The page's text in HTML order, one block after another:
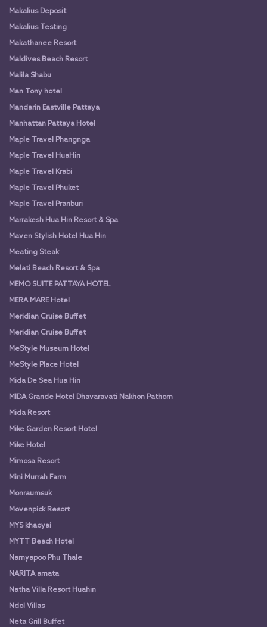
Makalius Deposit
Makalius Testing
Makathanee Resort
Maldives Beach Resort
Malila Shabu
Man Tony hotel
Mandarin Eastville Pattaya
Manhattan Pattaya Hotel
Maple Travel Phangnga
Maple Travel HuaHin
Maple Travel Krabi
Maple Travel Phuket
Maple Travel Pranburi
Marrakesh Hua Hin Resort & Spa
Maven Stylish Hotel Hua Hin
Meating Steak
Melati Beach Resort & Spa
MEMO SUITE PATTAYA HOTEL
MERA MARE Hotel
Meridian Cruise Buffet
Meridian Cruise Buffet
MeStyle Museum Hotel
MeStyle Place Hotel
Mida De Sea Hua Hin
MIDA Grande Hotel Dhavaravati Nakhon Pathom
Mida Resort
Mike Garden Resort Hotel
Mike Hotel
Mimosa Resort
Mini Murrah Farm
Monraumsuk
Movenpick Resort
MYS khaoyai
MYTT Beach Hotel
Namyapoo Phu Thale
NARITA amata
Natha Villa Resort Huahin
Ndol Villas
Neta Grill Buffet